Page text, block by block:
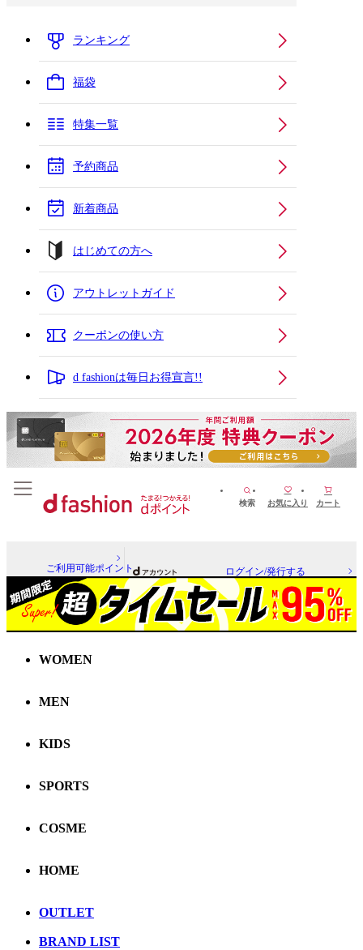
ランキング
福袋
特集一覧
予約商品
新着商品
はじめての方へ
アウトレットガイド
クーポンの使い方
d fashionは毎日お得宣言!!
検索 お気に入り カート
ご利用可能ポイント ログイン/発行する
WOMEN
MEN
KIDS
SPORTS
COSME
HOME
OUTLET
BRAND LIST